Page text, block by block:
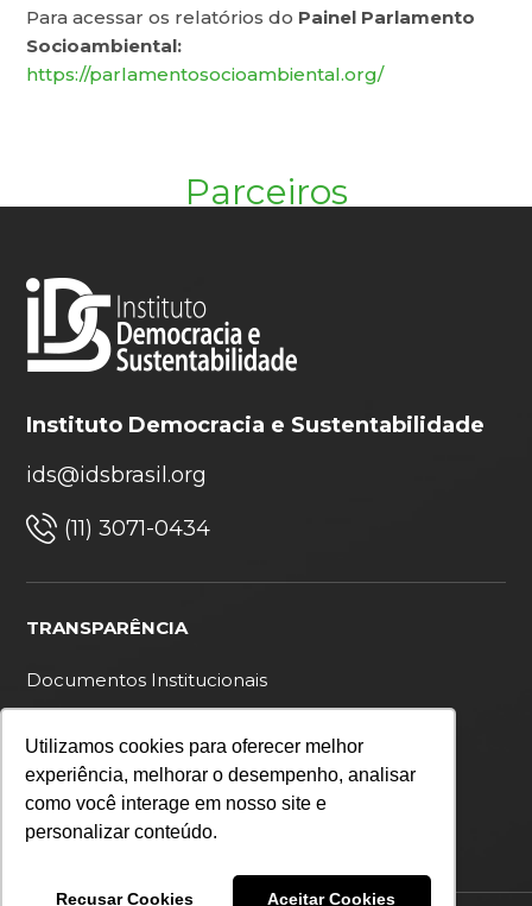
Utilizamos cookies para oferecer melhor
experiência, melhorar o desempenho, analisar
como você interage em nosso site e
personalizar conteúdo.
Recusar Cookies Aceitar Cookies
Para acessar os relatórios do Painel Parlamento
Socioambiental:
https://parlamentosocioambiental.org/
Parceiros
Instituto Democracia e Sustentabilidade
ids@idsbrasil.org
(11) 3071-0434
TRANSPARÊNCIA
Documentos Institucionais
Política de privacidade